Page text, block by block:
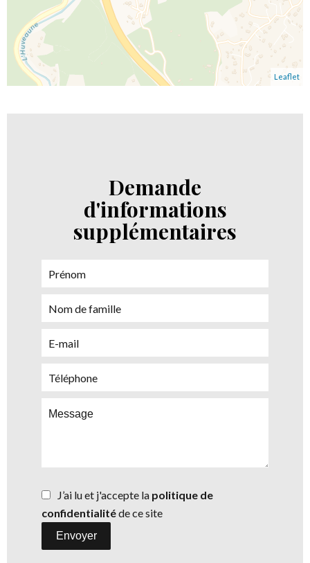
Leaflet
Demande
d'informations
supplémentaires
J’ai lu et j'accepte la politique de
confidentialitéde ce site
Envoyer